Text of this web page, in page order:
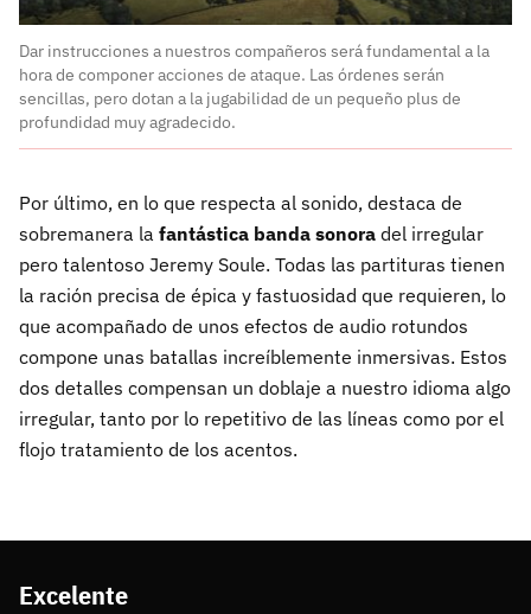
Dar instrucciones a nuestros compañeros será fundamental a la
hora de componer acciones de ataque. Las órdenes serán
sencillas, pero dotan a la jugabilidad de un pequeño plus de
profundidad muy agradecido.
Por último, en lo que respecta al sonido, destaca de
sobremanera la fantástica banda sonora del irregular
pero talentoso Jeremy Soule. Todas las partituras tienen
la ración precisa de épica y fastuosidad que requieren, lo
que acompañado de unos efectos de audio rotundos
compone unas batallas increíblemente inmersivas. Estos
dos detalles compensan un doblaje a nuestro idioma algo
irregular, tanto por lo repetitivo de las líneas como por el
flojo tratamiento de los acentos.
Excelente